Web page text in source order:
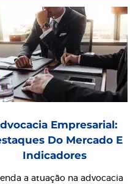
Empresarial:
Do Mercado E
Indicadores
a atuação na advocacia